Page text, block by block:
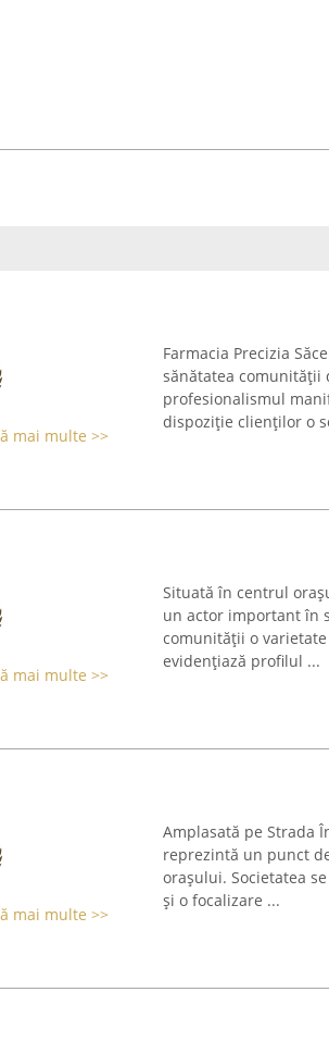
mai multe >>
Farmacia Precizia
sănătatea comunității
profesionalismul
dispoziție clienților o
mai multe >>
Situată în centrul
un actor important în
comunității o
evidențiază profilul ...
mai multe >>
Amplasată pe Strada
reprezintă un punct
orașului. Societatea
și o focalizare ...